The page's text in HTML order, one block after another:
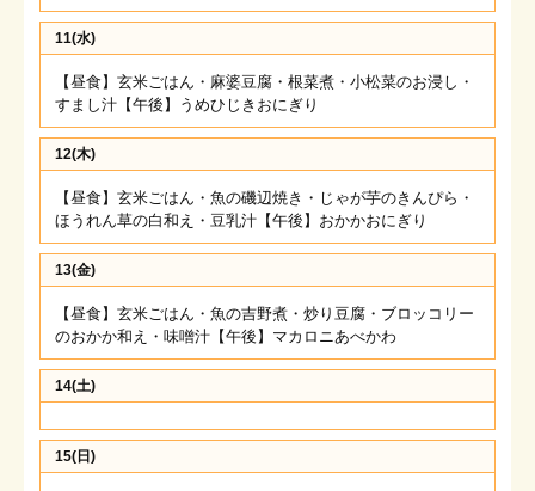
11(水)
【昼食】玄米ごはん・麻婆豆腐・根菜煮・小松菜のお浸し・
すまし汁【午後】うめひじきおにぎり
12(木)
【昼食】玄米ごはん・魚の磯辺焼き・じゃが芋のきんぴら・
ほうれん草の白和え・豆乳汁【午後】おかかおにぎり
13(金)
【昼食】玄米ごはん・魚の吉野煮・炒り豆腐・ブロッコリー
のおかか和え・味噌汁【午後】マカロニあべかわ
14(土)
15(日)